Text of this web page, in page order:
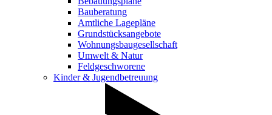
Bauberatung
Amtliche Lagepläne
Grundstücksangebote
Wohnungsbaugesellschaft
Umwelt & Natur
Feldgeschworene
Kinder & Jugendbetreuung